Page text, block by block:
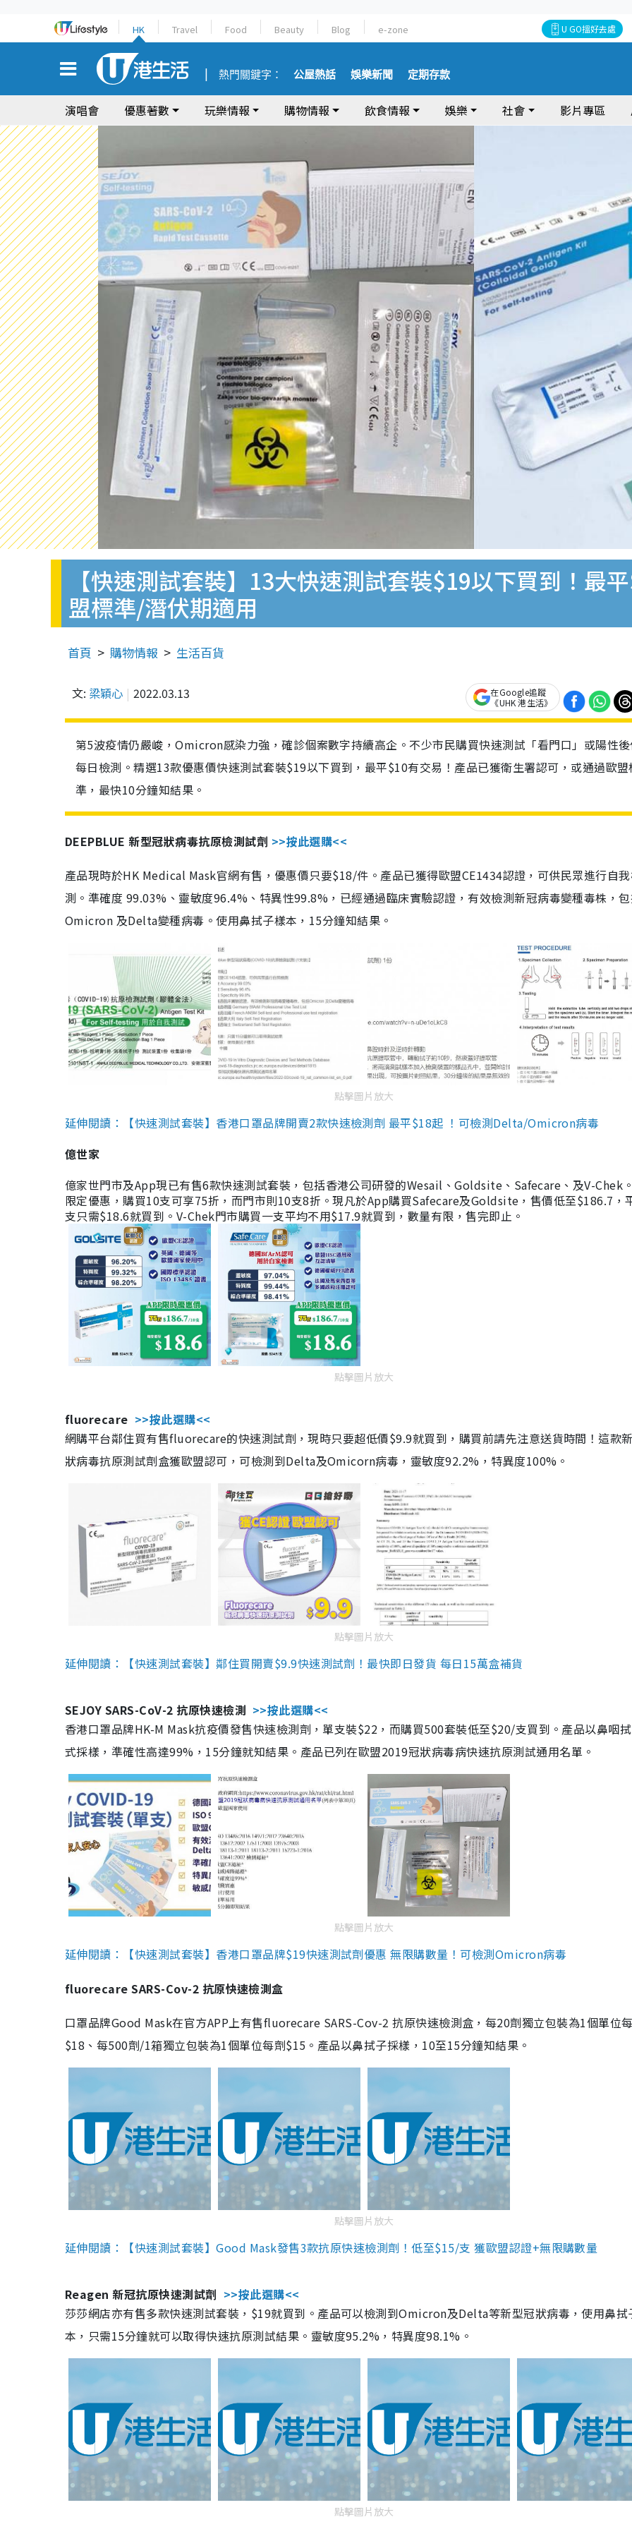
HK Travel Food Beauty Blog e-zone U GO搵好去處
熱門關鍵字： 公屋熱話 娛樂新聞 定期存款
演唱會 優惠著數 玩樂情報 購物情報 飲食情報 娛樂 社會 影片專區
【快速測試套裝】13大快速測試套裝$19以下買到！最
盟標準/潛伏期適用
首頁 購物情報 生活百貨
文: 梁穎心 2022.03.13
在Google追蹤
《UHK 港生活》
第5波疫情仍嚴峻，Omicron感染力強，確診個案數字持續高企。不少市民購買快速測試「看門口」或陽性
每日檢測。精選13款優惠價快速測試套裝$19以下買到，最平$10有交易！產品已獲衛生署認可，或通過歐盟
準，最快10分鐘知結果。
DEEPBLUE 新型冠狀病毒抗原檢測試劑 >>按此選購<<
產品現時於HK Medical Mask官網有售，優惠價只要$18/件。產品已獲得歐盟CE1434認證，可供民眾進行自
測。準確度 99.03%、靈敏度96.4%、特異性99.8%，已經通過臨床實驗認證，有效檢測新冠病毒變種毒株，
Omicron 及Delta變種病毒。使用鼻拭子樣本，15分鐘知結果。
點擊圖片放大
延伸閱讀：【快速測試套裝】香港口罩品牌開賣2款快速檢測劑 最平$18起 ！可檢測Delta/Omicron病毒
億世家
億家世門市及App現已有售6款快速測試套裝，包括香港公司研發的Wesail、Goldsite、Safecare、及V-Chek
限定優惠，購買10支可享75折，而門市則10支8折。現凡於App購買Safecare及Goldsite，售價低至$186.7，
支只需$18.6就買到。V-Chek門市購買一支平均不用$17.9就買到，數量有限，售完即止。
點擊圖片放大
fluorecare >>按此選購<<
網購平台鄰住買有售fluorecare的快速測試劑，現時只要超低價$9.9就買到，購買前請先注意送貨時間！這款
狀病毒抗原測試劑盒獲歐盟認可，可檢測到Delta及Omicorn病毒，靈敏度92.2%，特異度100%。
點擊圖片放大
延伸閱讀：【快速測試套裝】鄰住買開賣$9.9快速測試劑！最快即日發貨 每日15萬盒補貨
SEJOY SARS-CoV-2 抗原快速檢測 >>按此選購<<
香港口罩品牌HK-M Mask抗疫價發售快速檢測劑，單支裝$22，而購買500套裝低至$20/支買到。產品以鼻咽
式採樣，準確性高達99%，15分鐘就知結果。產品已列在歐盟2019冠狀病毒病快速抗原測試通用名單。
點擊圖片放大
延伸閱讀：【快速測試套裝】香港口罩品牌$19快速測試劑優惠 無限購數量！可檢測Omicron病毒
fluorecare SARS-Cov-2 抗原快速檢測盒
口罩品牌Good Mask在官方APP上有售fluorecare SARS-Cov-2 抗原快速檢測盒，每20劑獨立包裝為1個單位
$18、每500劑/1箱獨立包裝為1個單位每劑$15。產品以鼻拭子採樣，10至15分鐘知結果。
點擊圖片放大
延伸閱讀：【快速測試套裝】Good Mask發售3款抗原快速檢測劑！低至$15/支 獲歐盟認證+無限購數量
Reagen 新冠抗原快速測試劑 >>按此選購<<
莎莎網店亦有售多款快速測試套裝，$19就買到。產品可以檢測到Omicron及Delta等新型冠狀病毒，使用鼻拭
本，只需15分鐘就可以取得快速抗原測試結果。靈敏度95.2%，特異度98.1%。
點擊圖片放大